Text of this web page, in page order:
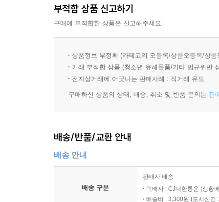
부적합 상품 신고하기
구매에 부적합한 상품은 신고해주세요.
상품정보 부정확 (카테고리 오등록/상품오등록/상
거래 부적합 상품 (청소년 유해물품/기타 법규위반
전자상거래에 어긋나는 판매사례 : 직거래 유도
구매하신 상품의 상태, 배송, 취소 및 반품 문의는 판
배송/반품/교환 안내
배송 안내
배송 구분
판매자 배송
택배사 : CJ대한통운 (상황
배송비 : 3,300원 (도서산간